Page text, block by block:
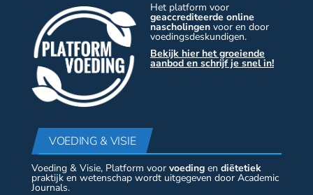
Het platform voor
geaccrediteerde online
nascholingen voor en door
voedingsdeskundigen.
Bekijk hier het groeiende
aanbod en schrijf je snel in!
VOEDING & VISIE
Voeding & Visie, Platform voor voeding en diëtetiek
praktijk en wetenschap wordt uitgegeven door Academic
Journals.